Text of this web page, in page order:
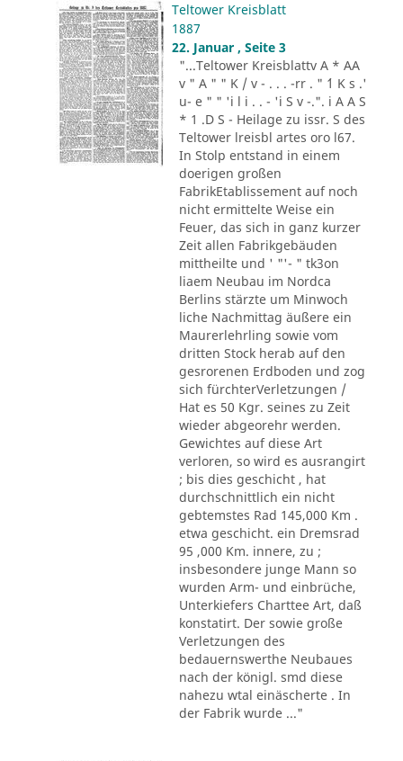
Teltower Kreisblatt
1887
22. Januar , Seite 3
"...Teltower Kreisblattv A * AA
v " A " " K / v - . . . -rr . " ´1 K s .'
u- e " " 'i l i . . - 'i S v -.". i A A S
* 1 .D S - Heilage zu issr. S des
Teltower lreisbl artes oro l67.
In Stolp entstand in einem
doerigen großen
FabrikEtablissement auf noch
nicht ermittelte Weise ein
Feuer, das sich in ganz kurzer
Zeit allen Fabrikgebäuden
mittheilte und ' "'- " tk3on
liaem Neubau im Nordca
Berlins stärzte um Minwoch
liche Nachmittag äußere ein
Maurerlehrling sowie vom
dritten Stock herab auf den
gesrorenen Erdboden und zog
sich fürchterVerletzungen /
Hat es 50 Kgr. seines zu Zeit
wieder abgeorehr werden.
Gewichtes auf diese Art
verloren, so wird es ausrangirt
; bis dies geschicht , hat
durchschnittlich ein nicht
gebtemstes Rad 145,000 Km .
etwa geschicht. ein Dremsrad
95 ,000 Km. innere, zu ;
insbesondere junge Mann so
wurden Arm- und einbrüche,
Unterkiefers Charttee Art, daß
konstatirt. Der sowie große
Verletzungen des
bedauernswerthe Neubaues
nach der königl. smd diese
nahezu wtal einäscherte . In
der Fabrik wurde ..."